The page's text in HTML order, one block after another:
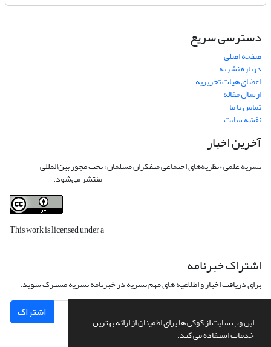
این وب سایت از کوکی ها برای اطمینان از ارائه بهترین
خدمات استفاده می کند.
دسترسی سریع
صفحه اصلی
درباره نشریه
اعضای هیات تحریریه
ارسال مقاله
تماس با ما
نقشه سایت
آخرین اخبار
نشریه علمی «نظریه‌های اجتماعی متفکران مسلمان» تحت مجوز بین‌المللی
منتشر می‌شود.
This work is licensed under a
اشتراک خبرنامه
برای دریافت اخبار و اطلاعیه های مهم نشریه در خبرنامه نشریه مشترک شوید.
اشتراک